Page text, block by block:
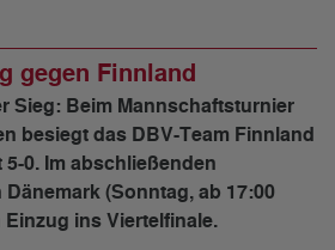
gegen Finnland
Sieg: Beim Mannschaftsturnier
besiegt das DBV-Team Finnland
0. Im abschließenden
(Sonntag, ab 17:00
ins Viertelfinale.